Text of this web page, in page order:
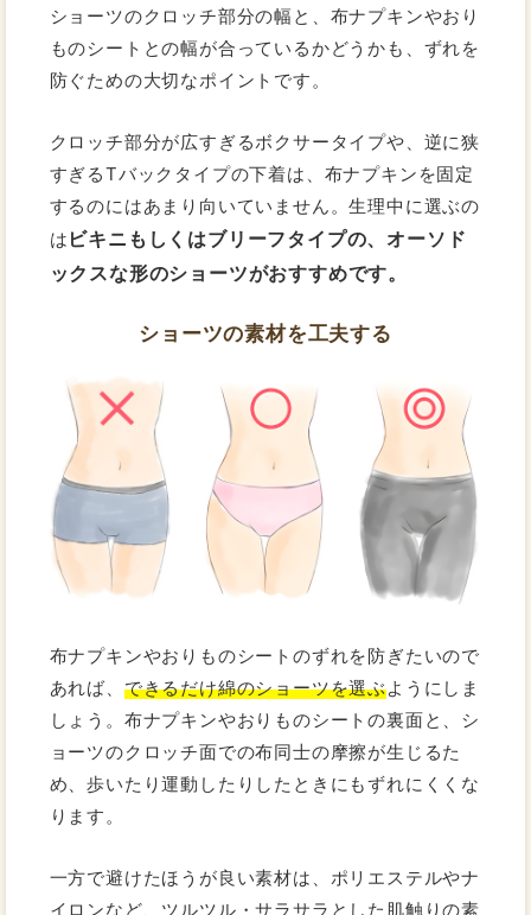
ショーツのクロッチ部分の幅と、布ナプキンやおり
ものシートとの幅が合っているかどうかも、ずれを
防ぐための大切なポイントです。
クロッチ部分が広すぎるボクサータイプや、逆に狭
すぎるTバックタイプの下着は、布ナプキンを固定
するのにはあまり向いていません。生理中に選ぶの
は ビキニもしくはブリーフタイプの、オーソド
ックスな形のショーツがおすすめです。
ショーツの素材を工夫する
布ナプキンやおりものシートのずれを防ぎたいので
あれば、 できるだけ綿のショーツを選ぶようにしま
しょう。布ナプキンやおりものシートの裏面と、シ
ョーツのクロッチ面での布同士の摩擦が生じるた
め、歩いたり運動したりしたときにもずれにくくな
ります。
一方で避けたほうが良い素材は、ポリエステルやナ
イロンなど、ツルツル・サラサラとした肌触りの素